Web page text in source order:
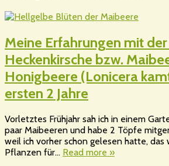
Meine Erfahrungen mit
Heckenkirsche bzw.
Honigbeere (Lonicera
ersten 2 Jahre
Vorletztes Frühjahr sah ich in einem
paar Maibeeren und habe 2 Töpfe
weil ich vorher schon gelesen hatte, das
Pflanzen für… Read more »